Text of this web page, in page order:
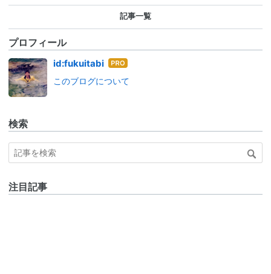
記事一覧
プロフィール
id:fukuitabi はて
ログ
このブログについて
検索
注目記事